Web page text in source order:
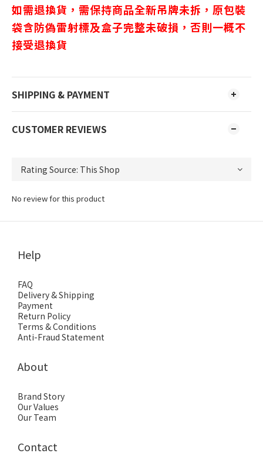
如需退換貨，需保持商品全新吊牌未拆，原包裝
袋含防偽雷射標及盒子完整未破損，否則一概不
接受退換貨
SHIPPING & PAYMENT
CUSTOMER REVIEWS
No review for this product
Help
FAQ
Delivery & Shipping
Payment
Return Policy
Terms & Conditions
Anti-Fraud Statement
About
Brand Story
Our Values
Our Team
Contact